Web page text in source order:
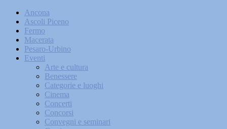
Ancona
Ascoli Piceno
Fermo
Macerata
Pesaro-Urbino
Eventi
Arte e cultura
Benessere
Categorie e luoghi
Cinema
Concerti
Concorsi
Convegni e seminari